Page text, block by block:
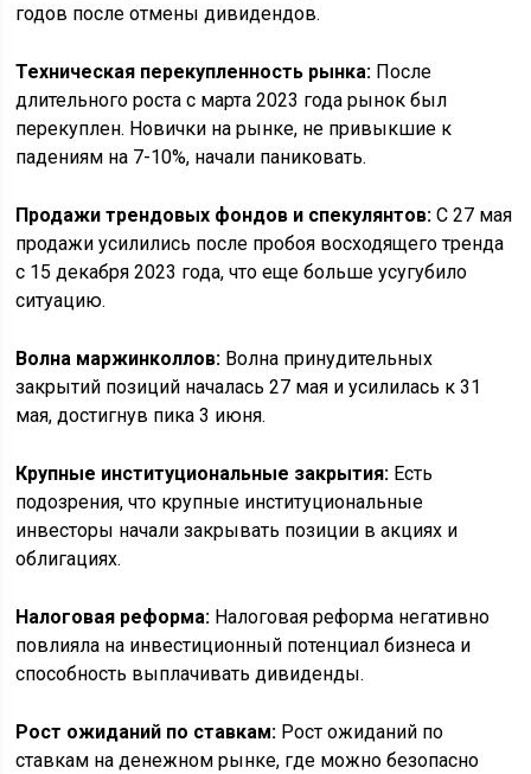
годов после отмены дивидендов.
Техническая перекупленность рынка: После
длительного роста с марта 2023 года рынок был
перекуплен. Новички на рынке, не привыкшие к
падениям на 7-10%, начали паниковать.
Продажи трендовых фондов и спекулянтов: С 27 мая
продажи усилились после пробоя восходящего тренда
с 15 декабря 2023 года, что еще больше усугубило
ситуацию.
Волна маржинколлов: Волна принудительных
закрытий позиций началась 27 мая и усилилась к 31
мая, достигнув пика 3 июня.
Крупные институциональные закрытия: Есть
подозрения, что крупные институциональные
инвесторы начали закрывать позиции в акциях и
облигациях.
Налоговая реформа: Налоговая реформа негативно
повлияла на инвестиционный потенциал бизнеса и
способность выплачивать дивиденды.
Рост ожиданий по ставкам: Рост ожиданий по
ставкам на денежном рынке, где можно безопасно